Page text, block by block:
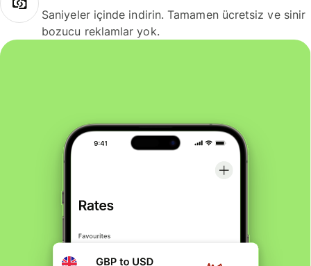
Saniyeler içinde indirin. Tamamen ücretsiz ve sinir
bozucu reklamlar yok.